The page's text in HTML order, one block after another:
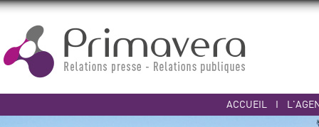
ACCUEIL I